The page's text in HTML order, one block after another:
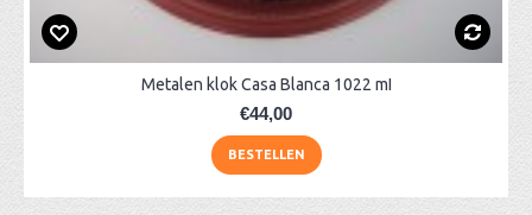
Metalen klok Casa Blanca 1022 mI
€44,00
BESTELLEN